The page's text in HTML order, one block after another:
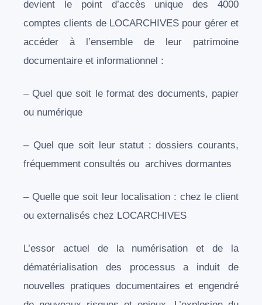
devient le point d’accès unique des 4000
comptes clients de LOCARCHIVES pour gérer et
accéder à l’ensemble de leur patrimoine
documentaire et informationnel :
–Quel que soit le format des documents, papier
ou numérique
– Quel que soit leur statut : dossiers courants,
fréquemment consultés ou archives dormantes
– Quelle que soit leur localisation : chez le client
ou externalisés chez LOCARCHIVES
L’essor actuel de la numérisation et de la
dématérialisation des processus a induit de
nouvelles pratiques documentaires et engendré